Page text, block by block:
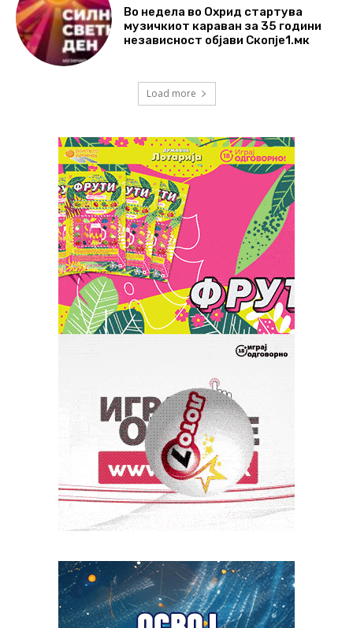
Во недела во Охрид стартува
музичкиот караван за 35 години
независност објави Скопје1.мк
Load more